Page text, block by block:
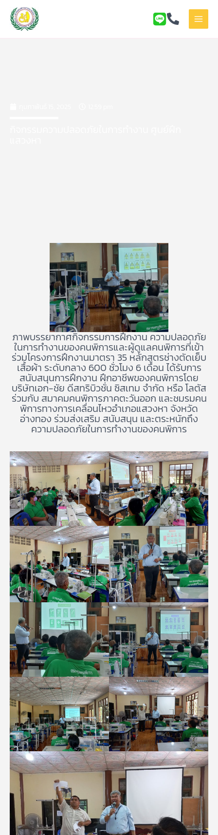
content
ภาพบรรยากาศกิจกรรมการฝึกงาน ความปลอดภัย
ในการทำงานของคนพิการและผู้ดูแลคนพิการที่เข้า
ร่วมโครงการฝึกงานมาตรา 35 หลักสูตรช่างตัดเย็บ
เสื้อผ้า ระดับกลาง 600 ชั่วโมง 6 เดือน ได้รับการ
สนับสนุนการฝึกงาน ฝึกอาชีพของคนพิการโดย
บริษัทเอก-ชัย ดีสทริบิวชั่น ซิสเทม จำกัด หรือ โลตัส
ร่วมกับ สมาคมคนพิการภาคตะวันออก และชมรมคน
พิการทางการเคลื่อนไหวอำเภอแสวงหา จังหวัด
อ่างทอง ร่วมส่งเสริม สนับสนุน และตระหนักถึง
ความปลอดภัยในการทำงานของคนพิการ